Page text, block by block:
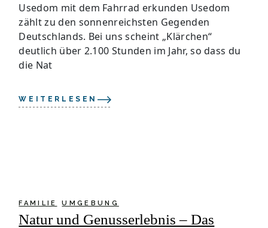
Usedom mit dem Fahrrad erkunden Usedom
zählt zu den sonnenreichsten Gegenden
Deutschlands. Bei uns scheint „Klärchen“
deutlich über 2.100 Stunden im Jahr, so dass du
die Nat
WEITERLESEN
FAMILIE UMGEBUNG
Natur und Genusserlebnis – Das